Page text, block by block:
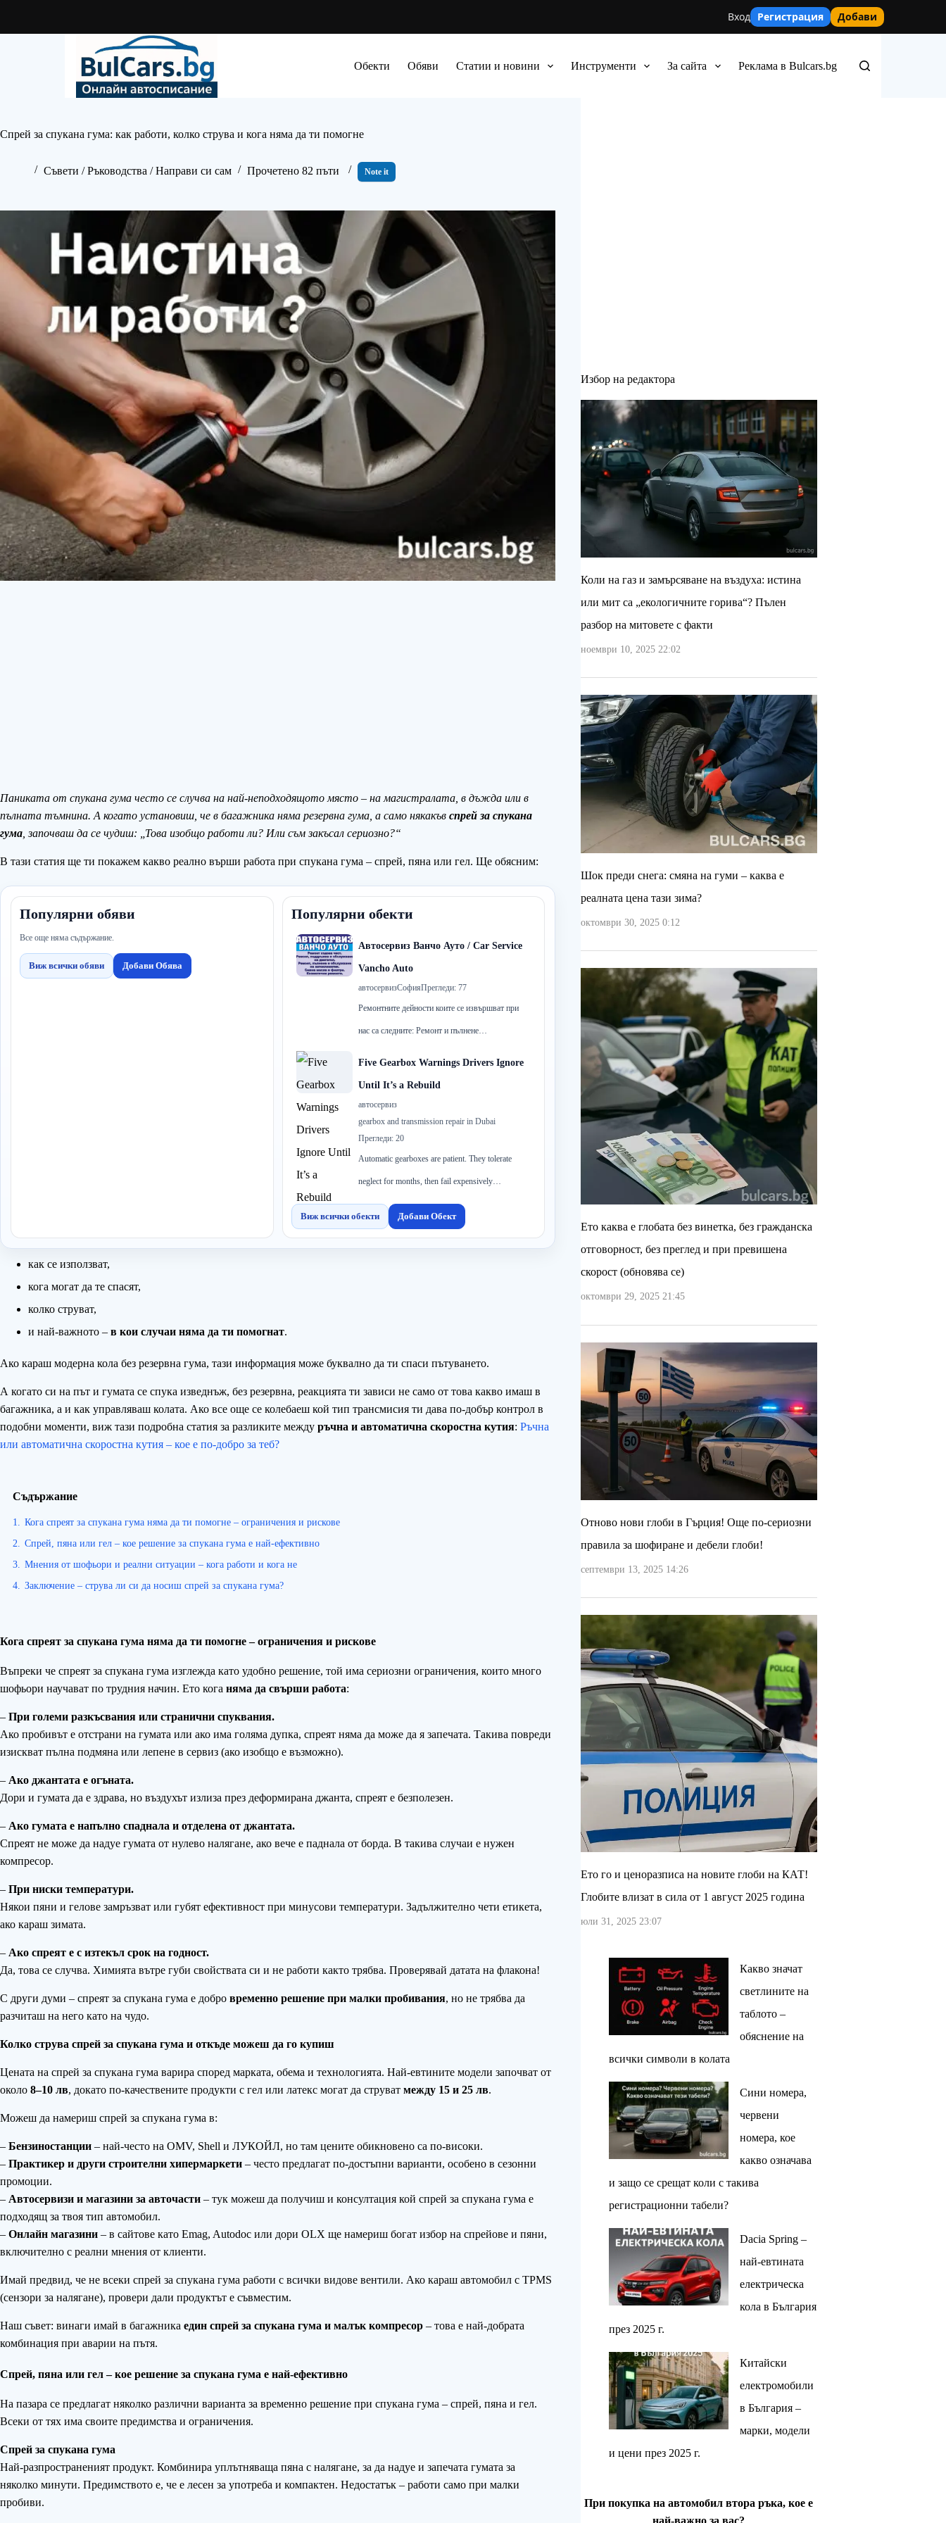
Вход Регистрация Добави
Обекти Обяви Статии и новини Инструменти За сайта Реклама в Bulcars.bg
Спрей за спукана гума: как работи, колко струва и кога няма да ти помогне
Съвети / Ръководства / Направи си сам Прочетено 82 пъти Note it
Паниката от спукана гума често се случва на най-неподходящото място – на магистралата, в дъжда или в
пълната тъмнина. А когато установиш, че в багажника няма резервна гума, а само някакъв спрей за спукана
гума , започваш да се чудиш: „Това изобщо работи ли? Или съм закъсал сериозно?“
В тази статия ще ти покажем какво реално върши работа при спукана гума – спрей, пяна или гел. Ще обясним:
Популярни обяви
Все още няма съдържание.
Виж всички обяви Добави Обява
Популярни обекти
Автосервиз Ванчо Ауто / Car Service
Vancho Auto
автосервизСофияПрегледи: 77
Ремонтните дейности коите се извършват при
нас са следните: Ремонт и пълнене…
Five Gearbox Warnings Drivers Ignore
Until It’s a Rebuild
автосервиз
gearbox and transmission repair in Dubai
Прегледи: 20
Automatic gearboxes are patient. They tolerate
neglect for months, then fail expensively…
Виж всички обекти Добави Обект
как се използват,
кога могат да те спасят,
колко струват,
и най-важното – в кои случаи няма да ти помогнат.
Ако караш модерна кола без резервна гума, тази информация може буквално да ти спаси пътуването.
А когато си на път и гумата се спука изведнъж, без резервна, реакцията ти зависи не само от това какво имаш в
багажника, а и как управляваш колата. Ако все още се колебаеш кой тип трансмисия ти дава по-добър контрол в
подобни моменти, виж тази подробна статия за разликите между ръчна и автоматична скоростна кутия: Ръчна
или автоматична скоростна кутия – кое е по-добро за теб?
Съдържание
1. Кога спреят за спукана гума няма да ти помогне – ограничения и рискове
2. Спрей, пяна или гел – кое решение за спукана гума е най-ефективно
3. Мнения от шофьори и реални ситуации – кога работи и кога не
4. Заключение – струва ли си да носиш спрей за спукана гума?
Кога спреят за спукана гума няма да ти помогне – ограничения и рискове
Въпреки че спреят за спукана гума изглежда като удобно решение, той има сериозни ограничения, които много
шофьори научават по трудния начин. Ето кога няма да свърши работа:
– При големи разкъсвания или странични спуквания.
Ако пробивът е отстрани на гумата или ако има голяма дупка, спреят няма да може да я запечата. Такива повреди
изискват пълна подмяна или лепене в сервиз (ако изобщо е възможно).
– Ако джантата е огъната.
Дори и гумата да е здрава, но въздухът излиза през деформирана джанта, спреят е безполезен.
– Ако гумата е напълно спаднала и отделена от джантата.
Спреят не може да надуе гумата от нулево налягане, ако вече е паднала от борда. В такива случаи е нужен
компресор.
– При ниски температури.
Някои пяни и гелове замръзват или губят ефективност при минусови температури. Задължително чети етикета,
ако караш зимата.
– Ако спреят е с изтекъл срок на годност.
Да, това се случва. Химията вътре губи свойствата си и не работи както трябва. Проверявай датата на флакона!
С други думи – спреят за спукана гума е добро временно решение при малки пробивания, но не трябва да
разчиташ на него като на чудо.
Колко струва спрей за спукана гума и откъде можеш да го купиш
Цената на спрей за спукана гума варира според марката, обема и технологията. Най-евтините модели започват от
около 8–10 лв, докато по-качествените продукти с гел или латекс могат да струват между 15 и 25 лв.
Можеш да намериш спрей за спукана гума в:
– Бензиностанции – най-често на OMV, Shell и ЛУКОЙЛ, но там цените обикновено са по-високи.
– Практикер и други строителни хипермаркети – често предлагат по-достъпни варианти, особено в сезонни
промоции.
– Автосервизи и магазини за авточасти – тук можеш да получиш и консултация кой спрей за спукана гума е
подходящ за твоя тип автомобил.
– Онлайн магазини – в сайтове като Emag, Autodoc или дори OLX ще намериш богат избор на спрейове и пяни,
включително с реални мнения от клиенти.
Имай предвид, че не всеки спрей за спукана гума работи с всички видове вентили. Ако караш автомобил с TPMS
(сензори за налягане), провери дали продуктът е съвместим.
Наш съвет: винаги имай в багажника един спрей за спукана гума и малък компресор – това е най-добрата
комбинация при аварии на пътя.
Спрей, пяна или гел – кое решение за спукана гума е най-ефективно
На пазара се предлагат няколко различни варианта за временно решение при спукана гума – спрей, пяна и гел.
Всеки от тях има своите предимства и ограничения.
Спрей за спукана гума
Най-разпространеният продукт. Комбинира уплътняваща пяна с налягане, за да надуе и запечата гумата за
няколко минути. Предимството е, че е лесен за употреба и компактен. Недостатък – работи само при малки
пробиви.
Избор на редактора
Коли на газ и замърсяване на въздуха: истина
или мит са „екологичните горива“? Пълен
разбор на митовете с факти
ноември 10, 2025 22:02
Шок преди снега: смяна на гуми – каква е
реалната цена тази зима?
октомври 30, 2025 0:12
Ето каква е глобата без винетка, без гражданска
отговорност, без преглед и при превишена
скорост (обновява се)
октомври 29, 2025 21:45
Отново нови глоби в Гърция! Още по-сериозни
правила за шофиране и дебели глоби!
септември 13, 2025 14:26
Ето го и ценоразписа на новите глоби на КАТ!
Глобите влизат в сила от 1 август 2025 година
юли 31, 2025 23:07
Какво значат
светлините на
таблото –
обяснение на
всички символи в колата
Сини номера,
червени
номера, кое
какво означава
и защо се срещат коли с такива
регистрационни табели?
Dacia Spring –
най-евтината
електрическа
кола в България
през 2025 г.
Китайски
електромобили
в България –
марки, модели
и цени през 2025 г.
При покупка на автомобил втора ръка, кое е
най-важно за вас?